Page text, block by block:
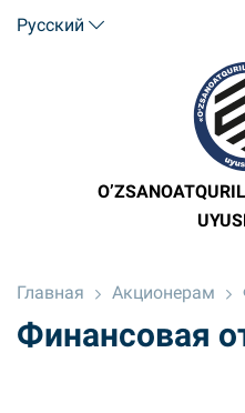
Русский
Главная Акционерам
Финансовая